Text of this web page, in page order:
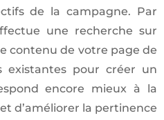
de la campagne. Par
une recherche sur
contenu de votre page de
existantes pour créer un
encore mieux à la
d’améliorer la pertinence